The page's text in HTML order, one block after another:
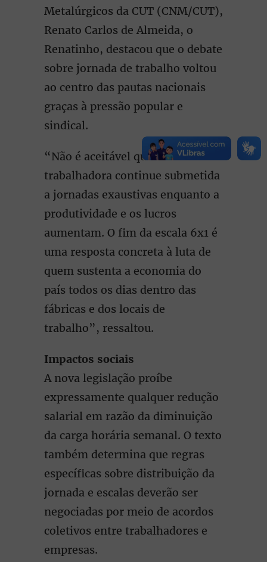
Metalúrgicos da CUT (CNM/CUT),
Renato Carlos de Almeida, o
Renatinho, destacou que o debate
sobre jornada de trabalho voltou
ao centro das pautas nacionais
graças à pressão popular e
sindical.
“Não é aceitável que a classe
trabalhadora continue submetida
a jornadas exaustivas enquanto a
produtividade e os lucros
aumentam. O fim da escala 6x1 é
uma resposta concreta à luta de
quem sustenta a economia do
país todos os dias dentro das
fábricas e dos locais de
trabalho”, ressaltou.
Impactos sociais
A nova legislação proíbe
expressamente qualquer redução
salarial em razão da diminuição
da carga horária semanal. O texto
também determina que regras
específicas sobre distribuição da
jornada e escalas deverão ser
negociadas por meio de acordos
coletivos entre trabalhadores e
empresas.